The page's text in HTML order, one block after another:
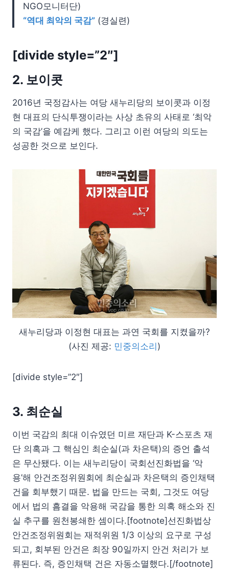
NGO모니터단)
“역대 최악의 국감” (경실련)
[divide style=”2″]
2. 보이콧
2016년 국정감사는 여당 새누리당의 보이콧과 이정
현 대표의 단식투쟁이라는 사상 초유의 사태로 ‘최악
의 국감’을 예감케 했다. 그리고 이런 여당의 의도는
성공한 것으로 보인다.
새누리당과 이정현 대표는 과연 국회를 지켰을까?
(사진 제공: 민중의소리 )
[divide style=”2″]
3. 최순실
이번 국감의 최대 이슈였던 미르 재단과 K-스포츠 재
단 의혹과 그 핵심인 최순실(과 차은택)의 증언 출석
은 무산됐다. 이는 새누리당이 국회선진화법을 ‘악
용’해 안건조정위원회에 최순실과 차은택의 증인채택
건을 회부했기 때문. 법을 만드는 국회, 그것도 여당
에서 법의 흠결을 악용해 국감을 통한 의혹 해소와 진
실 추구를 원천봉쇄한 셈이다.[footnote]선진화법상
안건조정위원회는 재적위원 1/3 이상의 요구로 구성
되고, 회부된 안건은 최장 90일까지 안건 처리가 보
류된다. 즉, 증인채택 건은 자동소멸했다.[/footnote]